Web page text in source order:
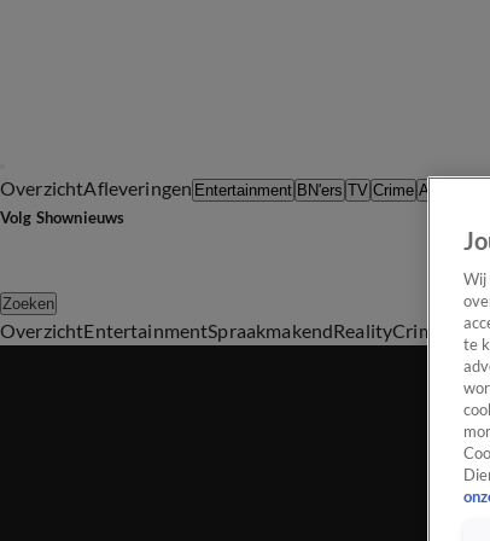
OverzichtAfleveringen Entertainment BN'ers TV Crime Algemeen
Volg Shownieuws
Zoeken
OverzichtEntertainmentSpraakmakendRealityCrime
Wij
te